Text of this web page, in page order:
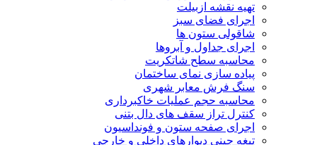
تهیه نقشه ازبیلت
اجرای فضای سبز
شاقولی ستون ها
اجرای جداول و آبروها
محاسبه سطح شاتکریت
پیاده سازی نمای ساختمان
سنگ فرش معابر شهری
محاسبه حجم عملیات خاکبرداری
کنترل تراز سقف های دال بتنی
اجرای صفحه ستون و فونداسیون
تیغه چینی دیوارهای داخلی و خارجی